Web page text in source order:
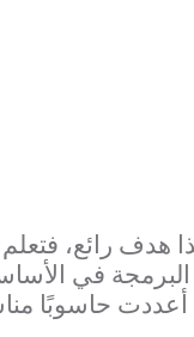
رائع، فتعلم
في
حاسوبًا